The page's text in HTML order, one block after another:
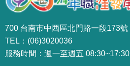
700 台南市中西區北門路一段173號
TEL：(06)3020036
服務時間：週一至週五 08:30~17:30